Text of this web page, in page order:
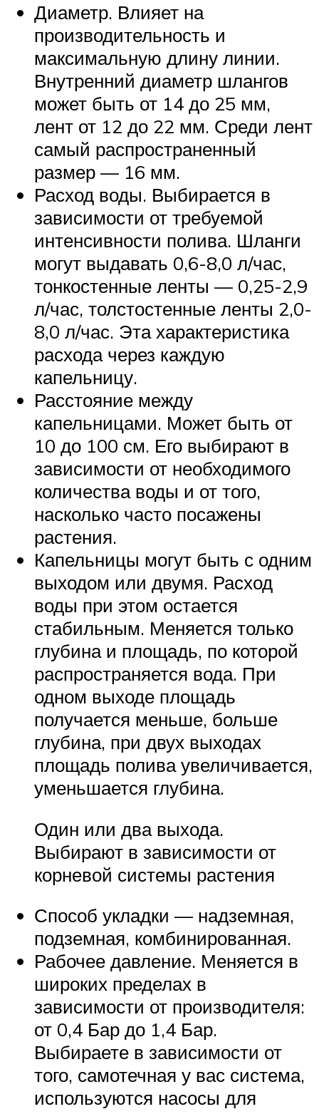
Диаметр. Влияет на
производительность и
максимальную длину линии.
Внутренний диаметр шлангов
может быть от 14 до 25 мм,
лент от 12 до 22 мм. Среди лент
самый распространенный
размер — 16 мм.
Расход воды. Выбирается в
зависимости от требуемой
интенсивности полива. Шланги
могут выдавать 0,6-8,0 л/час,
тонкостенные ленты — 0,25-2,9
л/час, толстостенные ленты 2,0-
8,0 л/час. Эта характеристика
расхода через каждую
капельницу.
Расстояние между
капельницами. Может быть от
10 до 100 см. Его выбирают в
зависимости от необходимого
количества воды и от того,
насколько часто посажены
растения.
Капельницы могут быть с одним
выходом или двумя. Расход
воды при этом остается
стабильным. Меняется только
глубина и площадь, по которой
распространяется вода. При
одном выходе площадь
получается меньше, больше
глубина, при двух выходах
площадь полива увеличивается,
уменьшается глубина.
Один или два выхода.
Выбирают в зависимости от
корневой системы растения
Способ укладки — надземная,
подземная, комбинированная.
Рабочее давление. Меняется в
широких пределах в
зависимости от производителя:
от 0,4 Бар до 1,4 Бар.
Выбираете в зависимости от
того, самотечная у вас система,
используются насосы для